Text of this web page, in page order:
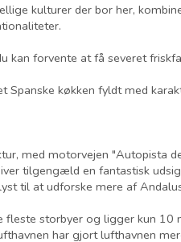
kulturer der bor her,
kan forvente at få severet
Spanske køkken fyldt med
med motorvejen "Autopista
tilgengæld en fantastisk
til at udforske mere af
fleste storbyer og ligger kun
har gjort lufthavnen